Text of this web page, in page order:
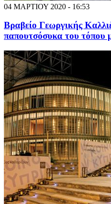
04 ΜΑΡΤΙΟΥ 2020 - 16:53
Βραβείο Γεωργικής
παπουτσόσυκα του τόπου